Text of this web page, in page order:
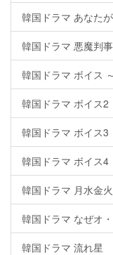
韓国ドラマ あなた
韓国ドラマ 悪魔判事
韓国ドラマ ボイス
韓国ドラマ ボイス2
韓国ドラマ ボイス3
韓国ドラマ ボイス4
韓国ドラマ 月水金
韓国ドラマ なぜオ
韓国ドラマ 流れ星